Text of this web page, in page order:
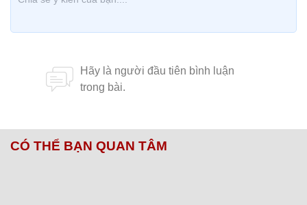
CÓ THỂ BẠN QUAN TÂM